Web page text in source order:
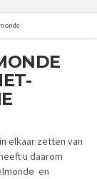
elkaar zetten van
u daarom
en